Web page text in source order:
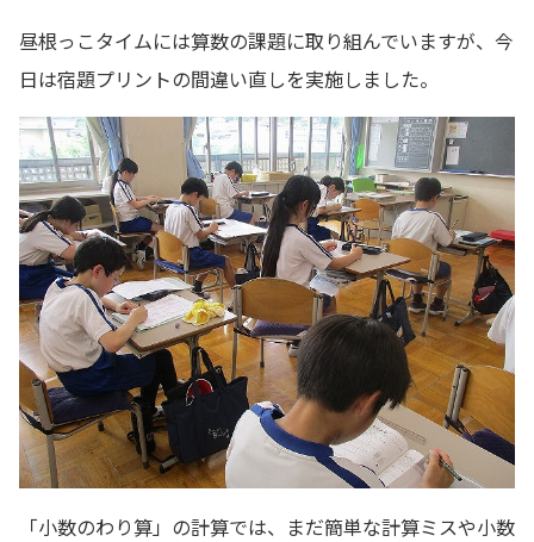
昼根っこタイムには算数の課題に取り組んでいますが、今
日は宿題プリントの間違い直しを実施しました。
「小数のわり算」の計算では、まだ簡単な計算ミスや小数